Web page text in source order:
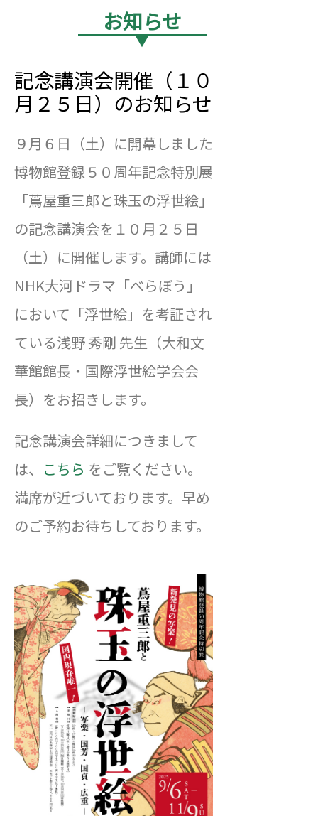
お知らせ
▼
記念講演会開催（１０
月２５日）のお知らせ
９月６日（土）に開幕しました
博物館登録５０周年記念特別展
「蔦屋重三郎と珠玉の浮世絵」
の記念講演会を１０月２５日
（土）に開催します。講師には
NHK大河ドラマ「べらぼう」
において「浮世絵」を考証され
ている浅野 秀剛 先生（大和文
華館館長・国際浮世絵学会会
長）をお招きします。
記念講演会詳細につきまして
は、 こちら をご覧ください。
満席が近づいております。早め
のご予約お待ちしております。